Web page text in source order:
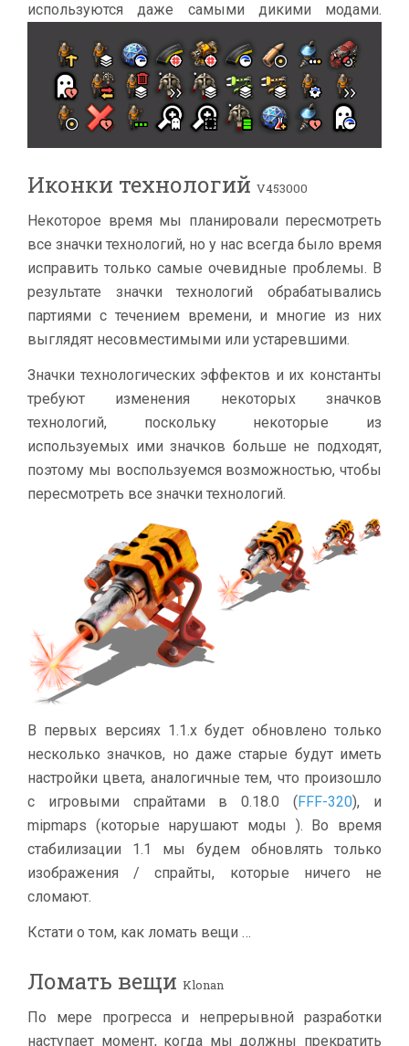
используются даже самыми дикими модами.
Иконки технологий V453000
Некоторое время мы планировали пересмотреть
все значки технологий, но у нас всегда было время
исправить только самые очевидные проблемы. В
результате значки технологий обрабатывались
партиями с течением времени, и многие из них
выглядят несовместимыми или устаревшими.
Значки технологических эффектов и их константы
требуют изменения некоторых значков
технологий, поскольку некоторые из
используемых ими значков больше не подходят,
поэтому мы воспользуемся возможностью, чтобы
пересмотреть все значки технологий.
В первых версиях 1.1.x будет обновлено только
несколько значков, но даже старые будут иметь
настройки цвета, аналогичные тем, что произошло
с игровыми спрайтами в 0.18.0 (FFF-320), и
mipmaps (которые нарушают моды ). Во время
стабилизации 1.1 мы будем обновлять только
изображения / спрайты, которые ничего не
сломают.
Кстати о том, как ломать вещи …
Ломать вещи Klonan
По мере прогресса и непрерывной разработки
наступает момент, когда мы должны прекратить